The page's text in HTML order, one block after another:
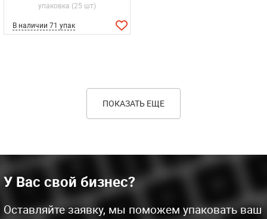
упаковка (25 шт)
В наличии 71 упак
ПОКАЗАТЬ ЕЩЕ
У Вас свой бизнес?
Оставляйте заявку, мы поможем упаковать ваш